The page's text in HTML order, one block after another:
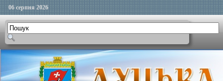
06 серпня 2026